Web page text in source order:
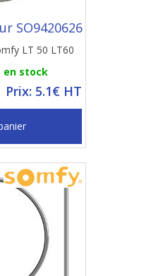
SO9420626
LT 50 LT60
en stock
Prix: 5.1€ HT